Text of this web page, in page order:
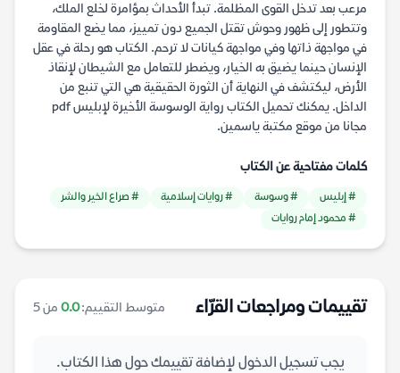
مرعب بعد تدخل القوى المظلمة. تبدأ الأحداث بمؤامرة لخلع الملك،
وتتطور إلى ظهور وحوش تقتل الجميع دون تمييز، مما يضع المقاومة
في مواجهة ذاتها وفي مواجهة كيانات لا ترحم. الكتاب هو رحلة في عقل
الإنسان حينما يضيق به الخيار، ويضطر للتعامل مع الشيطان لإنقاذ
الأرض، ليكتشف في النهاية أن الثورة الحقيقية هي التي تنبع من
الداخل. يمكنك تحميل الكتاب رواية الوسوسة الأخيرة لإبليس pdf
مجانا من موقع مكتبة ياسمين.
كلمات مفتاحية عن الكتاب
# إبليس # وسوسة # روايات إسلامية
# صراع الخير والشر
# محمود إمام روايات
تقييمات ومراجعات القرّاء متوسط التقييم:0.0 من 5
يجب تسجيل الدخول لإضافة تقييمك حول هذا الكتاب.